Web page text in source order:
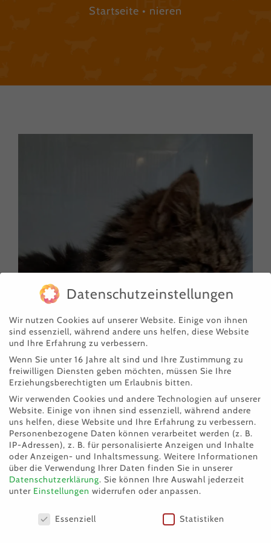
Startseite nieren
Fundkatze Nelly
Datenschutzeinstellungen
Wir nutzen Cookies auf unserer Website. Einige von ihnen
sind essenziell, während andere uns helfen, diese Website
und Ihre Erfahrung zu verbessern.
Wenn Sie unter 16 Jahre alt sind und Ihre Zustimmung zu
freiwilligen Diensten geben möchten, müssen Sie Ihre
Erziehungsberechtigten um Erlaubnis bitten.
Wir verwenden Cookies und andere Technologien auf unserer
Website. Einige von ihnen sind essenziell, während andere
uns helfen, diese Website und Ihre Erfahrung zu verbessern.
Personenbezogene Daten können verarbeitet werden (z. B.
IP-Adressen), z. B. für personalisierte Anzeigen und Inhalte
oder Anzeigen- und Inhaltsmessung. Weitere Informationen
über die Verwendung Ihrer Daten finden Sie in unserer
Datenschutzerklärung. Sie können Ihre Auswahl jederzeit
unter Einstellungen widerrufen oder anpassen.
Datenschutzeinstellungen
Essenziell Statistiken